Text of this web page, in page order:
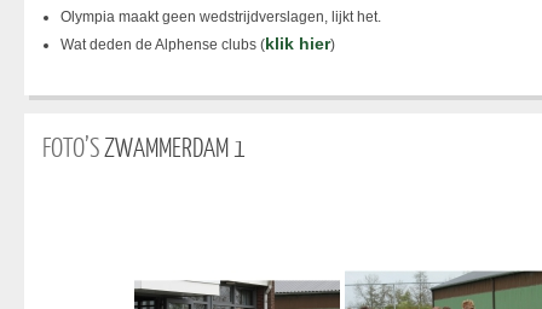
Olympia maakt geen wedstrijdverslagen, lijkt het.
Wat deden de Alphense clubs (klik hier)
FOTO’SZWAMMERDAM 1